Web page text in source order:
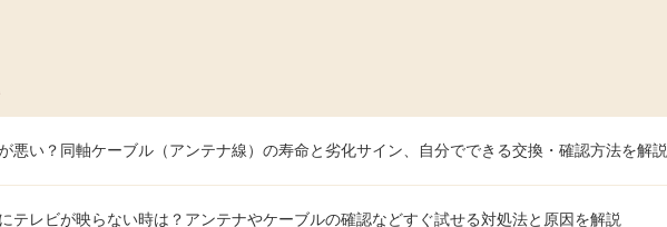
悪い？同軸ケーブル（アンテナ線）の寿命と劣化サイン、自分でできる交換・確認方法を解説
テレビが映らない時は？アンテナやケーブルの確認などすぐ試せる対処法と原因を解説